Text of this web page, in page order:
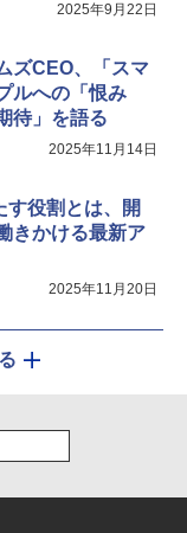
2025年9月22日
ズCEO、「スマ
ルへの「恨み
待」を語る
2025年11月14日
す役割とは、開
きかける最新ア
2025年11月20日